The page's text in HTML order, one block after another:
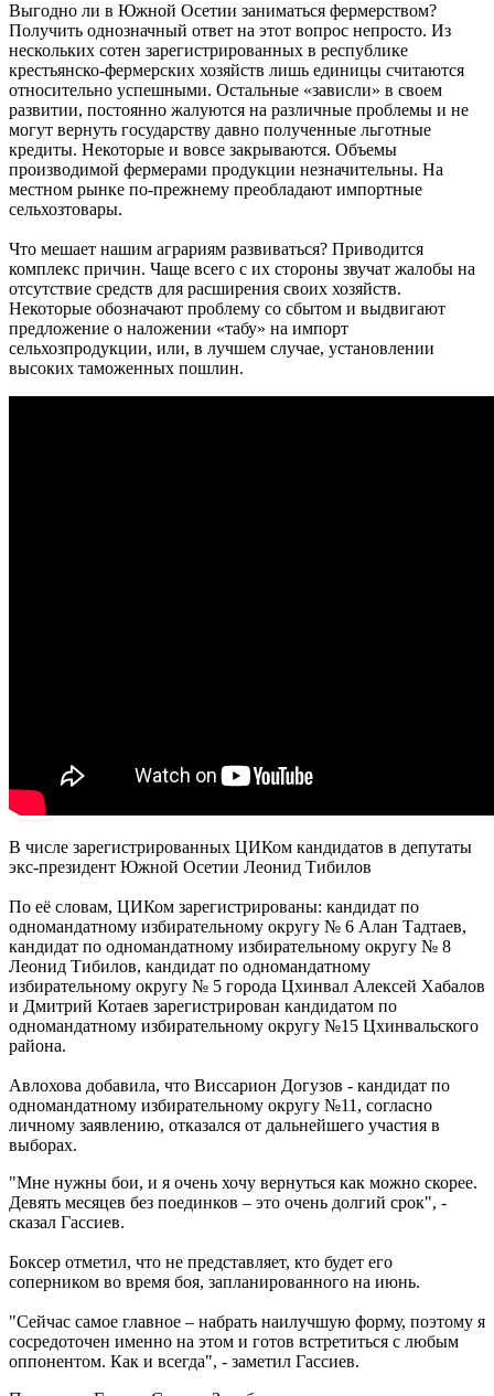
Выгодно ли в Южной Осетии заниматься фермерством?
Получить однозначный ответ на этот вопрос непросто. Из
нескольких сотен зарегистрированных в республике
крестьянско-фермерских хозяйств лишь единицы считаются
относительно успешными. Остальные «зависли» в своем
развитии, постоянно жалуются на различные проблемы и не
могут вернуть государству давно полученные льготные
кредиты. Некоторые и вовсе закрываются. Объемы
производимой фермерами продукции незначительны. На
местном рынке по-прежнему преобладают импортные
сельхозтовары.
Что мешает нашим аграриям развиваться? Приводится
комплекс причин. Чаще всего с их стороны звучат жалобы на
отсутствие средств для расширения своих хозяйств.
Некоторые обозначают проблему со сбытом и выдвигают
предложение о наложении «табу» на импорт
сельхозпродукции, или, в лучшем случае, установлении
высоких таможенных пошлин.
В числе зарегистрированных ЦИКом кандидатов в депутаты
экс-президент Южной Осетии Леонид Тибилов
По её словам, ЦИКом зарегистрированы: кандидат по
одномандатному избирательному округу № 6 Алан Тадтаев,
кандидат по одномандатному избирательному округу № 8
Леонид Тибилов, кандидат по одномандатному
избирательному округу № 5 города Цхинвал Алексей Хабалов
и Дмитрий Котаев зарегистрирован кандидатом по
одномандатному избирательному округу №15 Цхинвальского
района.
Авлохова добавила, что Виссарион Догузов - кандидат по
одномандатному избирательному округу №11, согласно
личному заявлению, отказался от дальнейшего участия в
выборах.
"Мне нужны бои, и я очень хочу вернуться как можно скорее.
Девять месяцев без поединков – это очень долгий срок", -
сказал Гассиев.
Боксер отметил, что не представляет, кто будет его
соперником во время боя, запланированного на июнь.
"Сейчас самое главное – набрать наилучшую форму, поэтому я
сосредоточен именно на этом и готов встретиться с любым
оппонентом. Как и всегда", - заметил Гассиев.